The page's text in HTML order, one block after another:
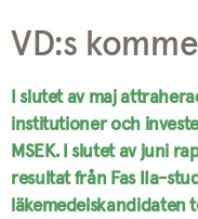
VD:s
I slutet av maj
institutioner och
MSEK. I slutet av juni
resultat från Fas IIa-
läkemedelskandidaten